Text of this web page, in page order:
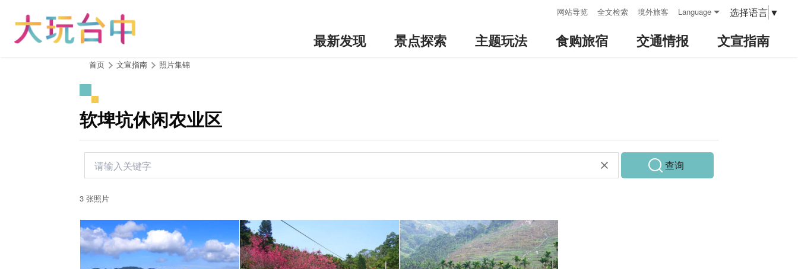
网站导览 全文检索 境外旅客 Language 选择语言 ▼
最新发现 景点探索 主题玩法 食购旅宿 交通情报 文宣指南
首页 文宣指南 照片集锦
软埤坑休闲农业区
查询
3 张照片